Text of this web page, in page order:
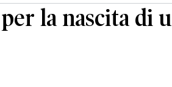
la nascita di